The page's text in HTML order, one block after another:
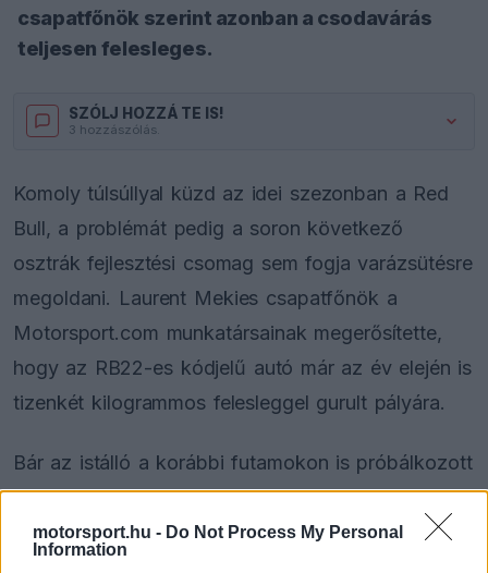
motorsport.hu - Do Not Process My Personal
Information
csapatfőnök szerint azonban a csodavárás
teljesen felesleges.
SZÓLJ HOZZÁ TE IS!
3 hozzászólás.
Komoly túlsúllyal küzd az idei szezonban a Red
Bull, a problémát pedig a soron következő
osztrák fejlesztési csomag sem fogja varázsütésre
megoldani. Laurent Mekies csapatfőnök a
Motorsport.com munkatársainak megerősítette,
hogy az RB22-es kódjelű autó már az év elején is
tizenkét kilogrammos felesleggel gurult pályára.
Bár az istálló a korábbi futamokon is próbálkozott
a probléma orvoslásával, a spanyolországi
hétvége megmutatta a lemaradás valódi mértékét.